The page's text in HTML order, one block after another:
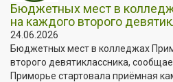
Бюджетных мест в
на каждого второго
24.06.2026
Бюджетных мест в колледжах
второго девятиклассника,
Приморье стартовала приёмная